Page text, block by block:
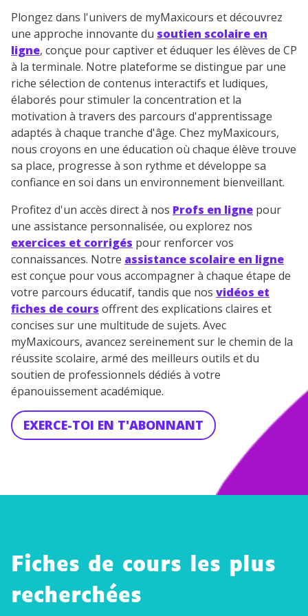
Plongez dans l'univers de myMaxicours et découvrez
une approche innovante du soutien scolaire en
ligne, conçue pour captiver et éduquer les élèves de CP
à la terminale. Notre plateforme se distingue par une
riche sélection de contenus interactifs et ludiques,
élaborés pour stimuler la concentration et la
motivation à travers des parcours d'apprentissage
adaptés à chaque tranche d'âge. Chez myMaxicours,
nous croyons en une éducation où chaque élève trouve
sa place, progresse à son rythme et développe sa
confiance en soi dans un environnement bienveillant.
Profitez d'un accès direct à nos Profs en ligne pour
une assistance personnalisée, ou explorez nos
exercices et corrigés pour renforcer vos
connaissances. Notre assistance scolaire en ligne
est conçue pour vous accompagner à chaque étape de
votre parcours éducatif, tandis que nos vidéos et
fiches de cours offrent des explications claires et
concises sur une multitude de sujets. Avec
myMaxicours, avancez sereinement sur le chemin de la
réussite scolaire, armé des meilleurs outils et du
soutien de professionnels dédiés à votre
épanouissement académique.
EXERCE-TOI EN T'ABONNANT
Fiches de cours les plus
recherchées